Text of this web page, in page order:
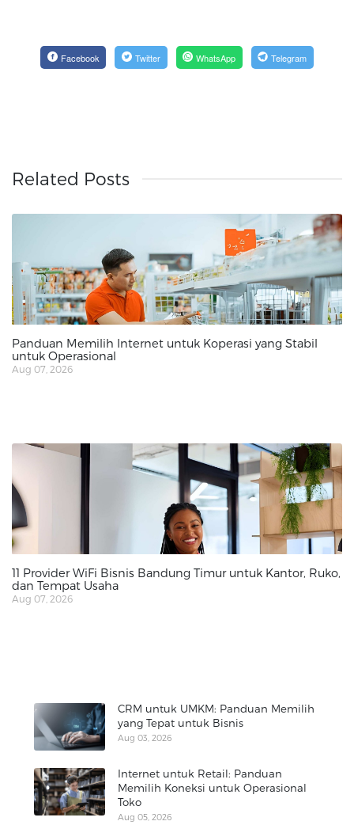
Facebook Twitter WhatsApp Telegram
Related Posts
Panduan Memilih Internet untuk Koperasi yang Stabil
untuk Operasional
Aug 07, 2026
11 Provider WiFi Bisnis Bandung Timur untuk Kantor, Ruko,
dan Tempat Usaha
Aug 07, 2026
CRM untuk UMKM: Panduan Memilih
yang Tepat untuk Bisnis
Aug 03, 2026
Internet untuk Retail: Panduan
Memilih Koneksi untuk Operasional
Toko
Aug 05, 2026